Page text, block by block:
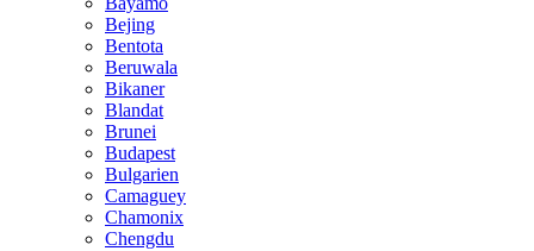
Bejing
Bentota
Beruwala
Bikaner
Blandat
Brunei
Budapest
Bulgarien
Camaguey
Chamonix
Chengdu